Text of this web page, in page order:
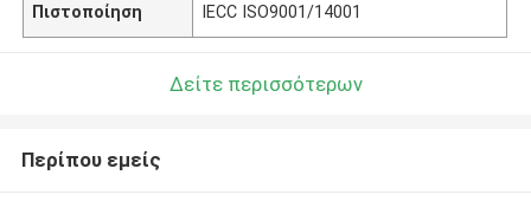
Πιστοποίηση IECC ISO9001/14001
Δείτε περισσότερων
Περίπου εμείς